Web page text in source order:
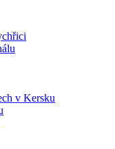
v Kersku